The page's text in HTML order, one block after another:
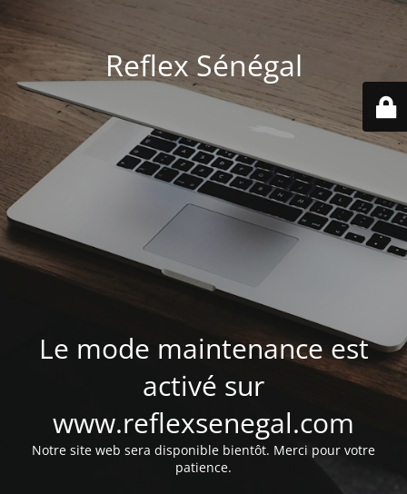
Reflex Sénégal
Le mode maintenance est
activé sur
www.reflexsenegal.com
Notre site web sera disponible bientôt. Merci pour votre
patience.